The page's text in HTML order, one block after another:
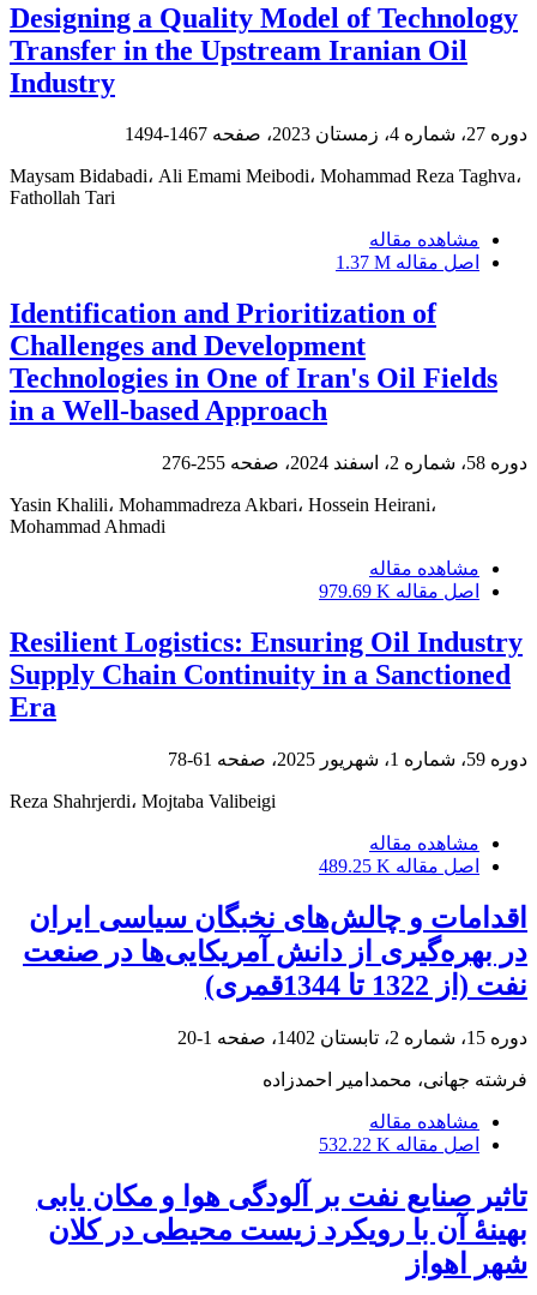
Designing a Quality Model of Technology
Transfer in the Upstream Iranian Oil
Industry
دوره 27، شماره 4، زمستان 2023، صفحه 1467-1494
Maysam Bidabadi، Ali Emami Meibodi، Mohammad Reza Taghva،
Fathollah Tari
مشاهده مقاله
اصل مقاله 1.37 M
Identification and Prioritization of
Challenges and Development
Technologies in One of Iran's Oil Fields
in a Well-based Approach
دوره 58، شماره 2، اسفند 2024، صفحه 255-276
Yasin Khalili، Mohammadreza Akbari، Hossein Heirani،
Mohammad Ahmadi
مشاهده مقاله
اصل مقاله 979.69 K
Resilient Logistics: Ensuring Oil Industry
Supply Chain Continuity in a Sanctioned
Era
دوره 59، شماره 1، شهریور 2025، صفحه 61-78
Reza Shahrjerdi، Mojtaba Valibeigi
مشاهده مقاله
اصل مقاله 489.25 K
اقدامات و چالش‌های نخبگان سیاسی ایران
در بهره‌گیری از دانش آمریکایی‌ها در صنعت
نفت (از 1322 تا 1344قمری)
دوره 15، شماره 2، تابستان 1402، صفحه 1-20
فرشته جهانی، محمدامیر احمدزاده
مشاهده مقاله
اصل مقاله 532.22 K
تاثیر صنایع نفت بر آلودگی هوا و مکان یابی
بهینۀ آن با رویکرد زیست محیطی در کلان
شهر اهواز